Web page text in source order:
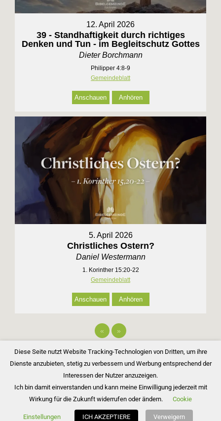
12. April 2026
39 - Standhaftigkeit durch richtiges
Denken und Tun - im Begleitschutz Gottes
Dieter Borchmann
Philipper 4:8-9
Gemeindeblatt
Anschauen Anhören
5. April 2026
Christliches Ostern?
Daniel Westermann
1. Korinther 15:20-22
Gemeindeblatt
Anschauen Anhören
« »
Copyright © 2026 Bibelgemeinde Barnim
Diese Seite nutzt Website Tracking-Technologien von Dritten, um ihre
Dienste anzubieten, stetig zu verbessern und Werbung entsprechend der
Interessen der Nutzer anzuzeigen.
Ich bin damit einverstanden und kann meine Einwilligung jederzeit mit
Wirkung für die Zukunft widerrufen oder ändern.
Cookie
Einstellungen ICH AKZEPTIERE Verweigern